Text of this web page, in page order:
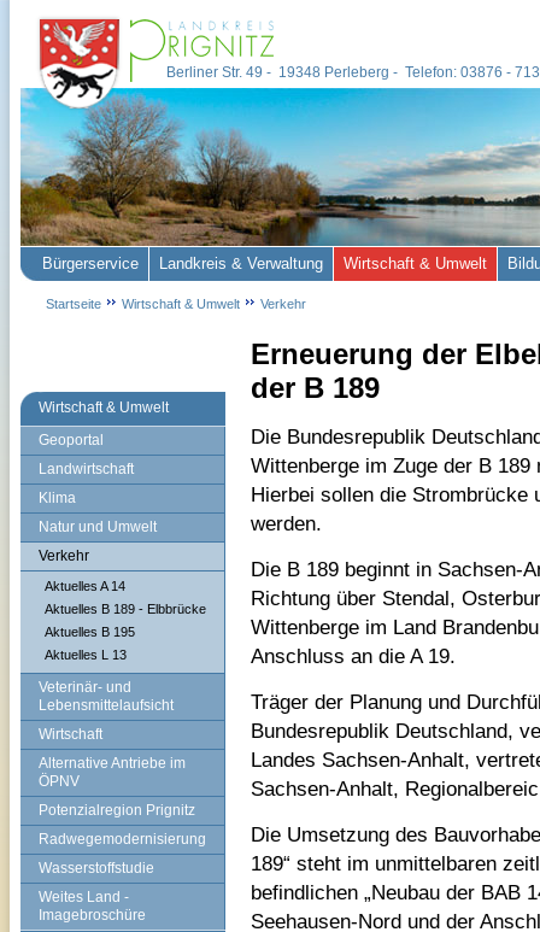
Wirtschaft & Umwelt
Geoportal
Landwirtschaft
Klima
Natur und Umwelt
Verkehr
Aktuelles A 14
Aktuelles B 189 - Elbbrücke
Aktuelles B 195
Aktuelles L 13
Veterinär- und
Lebensmittelaufsicht
Wirtschaft
Alternative Antriebe im
ÖPNV
Potenzialregion Prignitz
Radwegemodernisierung
Wasserstoffstudie
Weites Land -
Imagebroschüre
Erneuerung der
der B 189
Die Bundesrepublik
Wittenberge im Zuge der B
Hierbei sollen die Strombrücke
werden.
Die B 189 beginnt in Sachsen-
Richtung über Stendal,
Wittenberge im Land
Anschluss an die A 19.
Träger der Planung und
Bundesrepublik Deutschland,
Landes Sachsen-Anhalt,
Sachsen-Anhalt,
Die Umsetzung des
189“ steht im unmittelbaren
befindlichen „Neubau der BAB
Seehausen-Nord und der
Berliner Str. 49 - 19348 Perleberg - Telefon: 03876 -
Bürgerservice Landkreis & Verwaltung Wirtschaft & Umwelt
Startseite Wirtschaft & Umwelt Verkehr